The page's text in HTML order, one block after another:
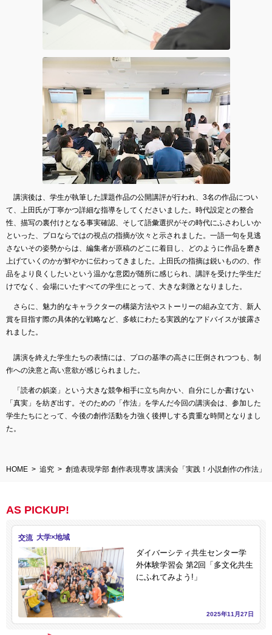
講演後は、学生が執筆した課題作品の公開講評が行われ、3名の作品につい
て、上田氏が丁寧かつ詳細な指導をしてくださいました。時代設定との整合
性、描写の裏付けとなる事実確認、そして語彙選択がその時代にふさわしいか
といった、プロならではの視点の指摘が次々と示されました。一語一句を見逃
さないその姿勢からは、編集者が原稿のどこに着目し、どのように作品を磨き
上げていくのかが鮮やかに伝わってきました。上田氏の指摘は鋭いものの、作
品をより良くしたいという温かな意図が随所に感じられ、講評を受けた学生だ
けでなく、会場にいたすべての学生にとって、大きな刺激となりました。
さらに、魅力的なキャラクターの構築方法やストーリーの組み立て方、新人
賞を目指す際の具体的な戦略など、多岐にわたる実践的なアドバイスが披露さ
れました。
講演を終えた学生たちの表情には、プロの基準の高さに圧倒されつつも、制
作への決意と高い意欲が感じられました。
「読者の娯楽」という大きな競争相手に立ち向かい、自分にしか書けない
「真実」を紡ぎ出す。そのための「作法」を学んだ今回の講演会は、参加した
学生たちにとって、今後の創作活動を力強く後押しする貴重な時間となりまし
た。
HOME 追究 創造表現学部 創作表現専攻 講演会「実践！小説創作の作法」
AS PICKUP!
交流
ダイバーシティ共生センター学
外体験学習会 第2回「多文化共生
にふれてみよう!」
2025年11月27日